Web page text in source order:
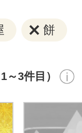
餅
～3件目）